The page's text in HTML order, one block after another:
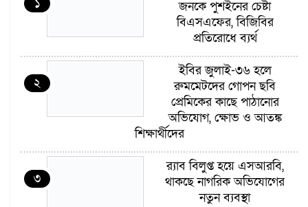
১
জনকে পুশইনের চেষ্টা
বিএসএফের, বিজিবির
প্রতিরোধে ব্যর্থ
২
ইবির জুলাই-৩৬ হলে
রুমমেটদের গোপন ছবি
প্রেমিকের কাছে পাঠানোর
অভিযোগ, ক্ষোভ ও আতঙ্ক
শিক্ষার্থীদের
৩
র‍্যাব বিলুপ্ত হয়ে এসআরবি,
থাকছে নাগরিক অভিযোগের
নতুন ব্যবস্থা